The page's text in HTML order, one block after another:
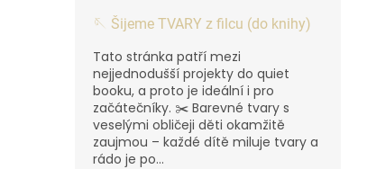
🪡 Šijeme TVARY z filcu (do knihy)
Tato stránka patří mezi
nejjednodušší projekty do quiet
booku, a proto je ideální i pro
začátečníky. ✂️ Barevné tvary s
veselými obličeji děti okamžitě
zaujmou – každé dítě miluje tvary a
rádo je po...